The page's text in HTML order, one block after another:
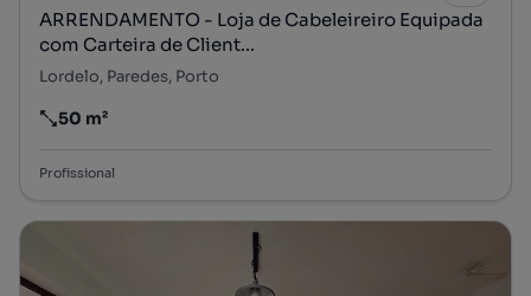
ARRENDAMENTO - Loja de Cabeleireiro Equipada
com Carteira de Client...
Lordelo, Paredes, Porto
Preço por metro quadrado
50 m²
Profissional